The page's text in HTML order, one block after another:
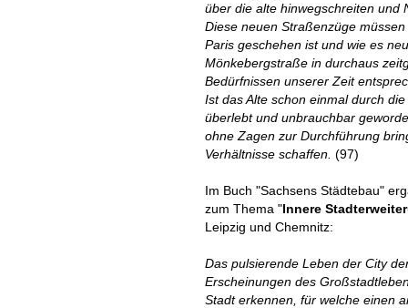
über die alte hinwegschreiten und
Diese neuen Straßenzüge
Paris geschehen ist und wie es
Mönkebergstraße in durchaus
Bedürfnissen unserer Zeit
Ist das Alte schon einmal durch
überlebt und unbrauchbar
ohne Zagen zur Durchführung
Verhältnisse schaffen. (97)
Im Buch "Sachsens Städtebau"
zum Thema "Innere
Leipzig und Chemnitz:
Das pulsierende Leben der City
Erscheinungen des
Stadt erkennen, für welche einen